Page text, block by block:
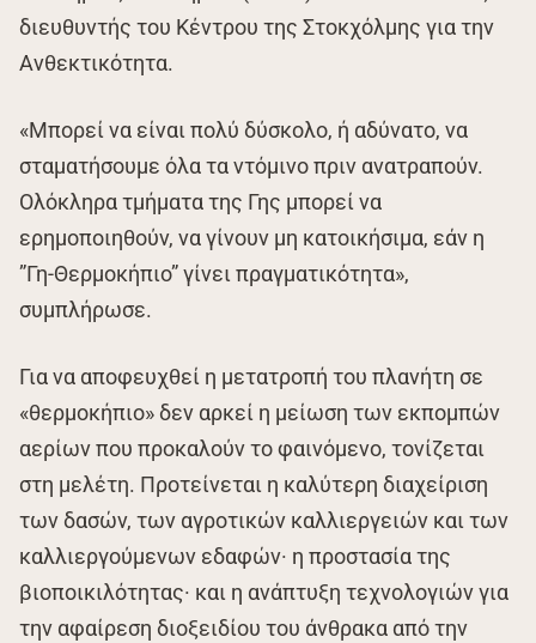
διευθυντής του Κέντρου της Στοκχόλμης για την
Ανθεκτικότητα.
«Μπορεί να είναι πολύ δύσκολο, ή αδύνατο, να
σταματήσουμε όλα τα ντόμινο πριν ανατραπούν.
Ολόκληρα τμήματα της Γης μπορεί να
ερημοποιηθούν, να γίνουν μη κατοικήσιμα, εάν η
”Γη-Θερμοκήπιο” γίνει πραγματικότητα»,
συμπλήρωσε.
Για να αποφευχθεί η μετατροπή του πλανήτη σε
«θερμοκήπιο» δεν αρκεί η μείωση των εκπομπών
αερίων που προκαλούν το φαινόμενο, τονίζεται
στη μελέτη. Προτείνεται η καλύτερη διαχείριση
των δασών, των αγροτικών καλλιεργειών και των
καλλιεργούμενων εδαφών· η προστασία της
βιοποικιλότητας· και η ανάπτυξη τεχνολογιών για
την αφαίρεση διοξειδίου του άνθρακα από την